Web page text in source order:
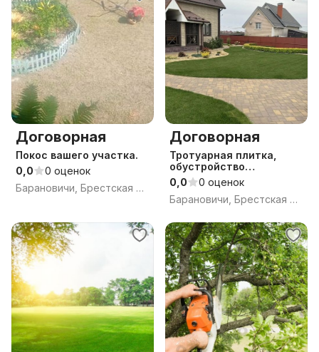
Договорная
Покос вашего участка.
0,0
0 оценок
Барановичи, Брестская обл.
Договорная
Тротуарная плитка,
обустройство
территории.
0,0
0 оценок
Барановичи, Брестская обл.